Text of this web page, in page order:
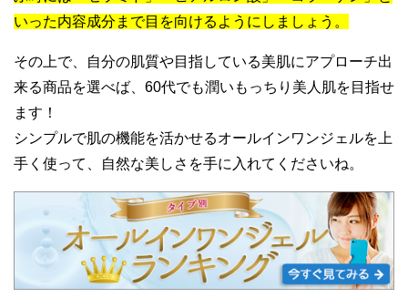
いった内容成分まで目を向けるようにしましょう。
その上で、自分の肌質や目指している美肌にアプローチ出
来る商品を選べば、60代でも潤いもっちり美人肌を目指せ
ます！
シンプルで肌の機能を活かせるオールインワンジェルを上
手く使って、自然な美しさを手に入れてくださいね。